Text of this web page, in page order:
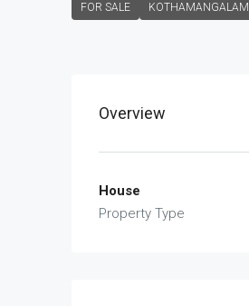
FOR SALE KOTHAMANGALAM
Overview
House
Property Type